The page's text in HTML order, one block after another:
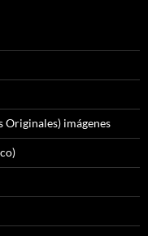
Originales) imágenes